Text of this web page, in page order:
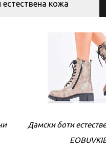
кожа
Дамски боти